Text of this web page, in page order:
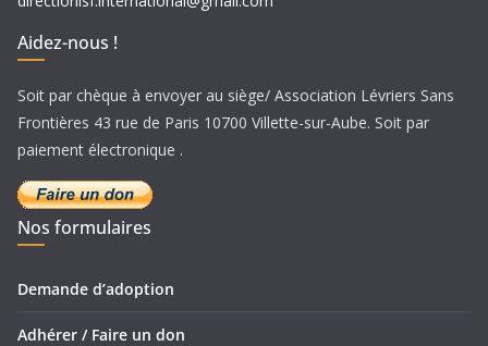
Aidez-nous !
Soit par chèque à envoyer au siège/ Association Lévriers Sans
Frontières 43 rue de Paris 10700 Villette-sur-Aube. Soit par
paiement électronique .
Nos formulaires
Demande d’adoption
Adhérer / Faire un don